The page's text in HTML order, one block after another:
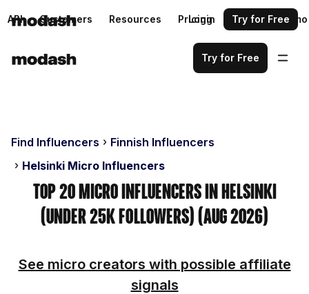
API Customers Resources Pricing Request a demo
Login Try for Free
Try for Free
Find Influencers
Finnish Influencers
Helsinki Micro Influencers
Top 20 Micro Influencers in Helsinki
(Under 25k Followers) (Aug 2026)
See micro creators with possible affiliate
signals